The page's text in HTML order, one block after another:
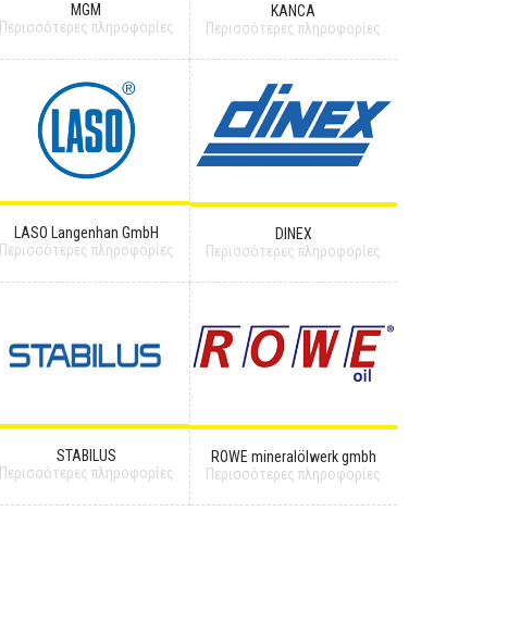
MGM
Περισσότερες πληροφορίες
KANCA
Περισσότερες πληροφορίες
LASO Langenhan GmbH
Περισσότερες πληροφορίες
DINEX
Περισσότερες πληροφορίες
STABILUS
Περισσότερες πληροφορίες
ROWE mineralölwerk gmbh
Περισσότερες πληροφορίες